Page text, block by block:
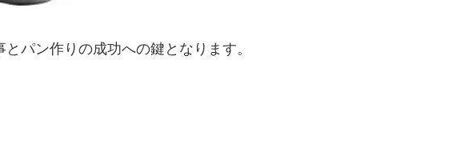
パン作りの成功への鍵となります。